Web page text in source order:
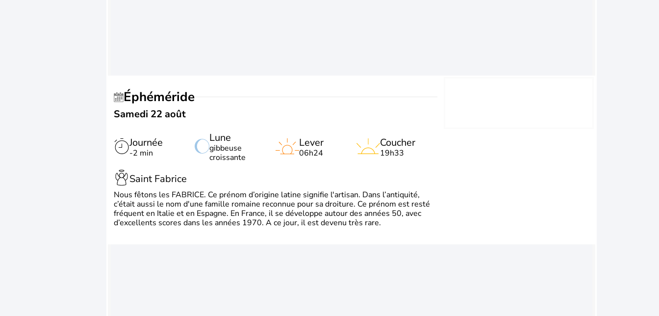
Éphéméride
Samedi 22 août
Journée
-2 min
Lune
gibbeuse
croissante
Lever
06h24
Coucher
19h33
Saint Fabrice
Nous fêtons les FABRICE. Ce prénom d’origine latine signifie l'artisan. Dans l’antiquité,
c’était aussi le nom d'une famille romaine reconnue pour sa droiture. Ce prénom est resté
fréquent en Italie et en Espagne. En France, il se développe autour des années 50, avec
d’excellents scores dans les années 1970. A ce jour, il est devenu très rare.